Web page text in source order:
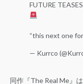
FUTURE
“this next one
— Kurrco
同作『The Real Me』